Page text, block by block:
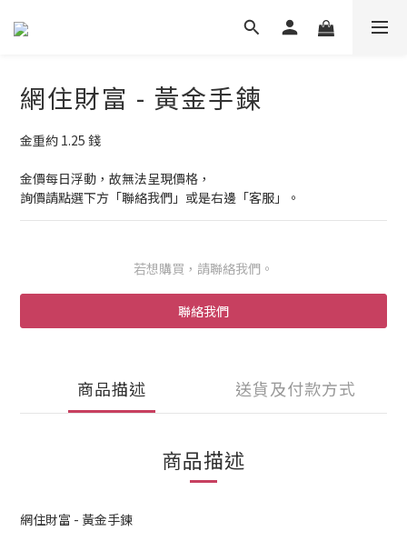
網住財富 - 黃金手鍊
金重約 1.25 錢
金價每日浮動，故無法呈現價格，
詢價請點選下方「聯絡我們」或是右邊「客服」。
若想購買，請聯絡我們。
聯絡我們
商品描述 送貨及付款方式
商品描述
網住財富 - 黃金手鍊